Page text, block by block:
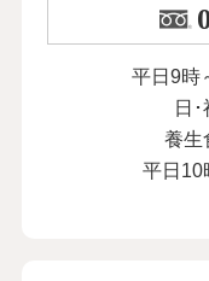
平日9時
日
養生
平日10